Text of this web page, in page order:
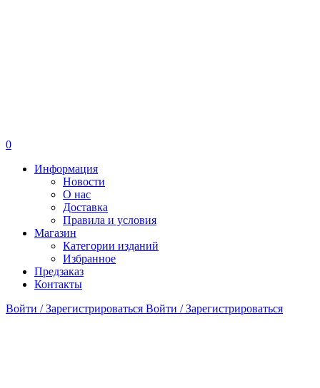
0
Информация
Новости
О нас
Доставка
Правила и условия
Магазин
Категории изданий
Избранное
Предзаказ
Контакты
Войти / Зарегистрироваться Войти / Зарегистрироваться